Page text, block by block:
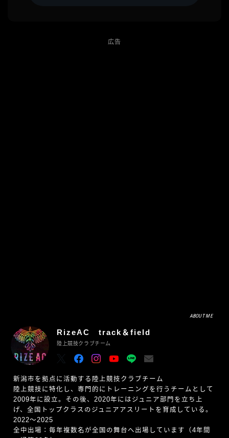
広告
ABOUT ME
RizeAC track＆field
陸上競技クラブチーム
新潟市を拠点に活動する陸上競技クラブチーム
陸上競技に特化し、専門的にトレーニングを行うチームとして
2009年に設立。その後、2020年にはジュニア部門を立ち上
げ、全国トップクラスのジュニアアスリートを育成している。
2022〜2025
全中出場：毎年複数名が全国の舞台へ出場しています（4年間